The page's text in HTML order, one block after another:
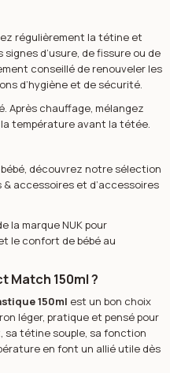
régulièrement la tétine et
d’usure, de fissure ou de
conseillé de renouveler les
d’hygiène et de sécurité.
Après chauffage, mélangez
température avant la tétée.
découvrez notre sélection
accessoireset d’accessoires
la marque NUKpour
le confort de bébé au
Match 150ml ?
150ml est un bon choix
léger, pratique et pensé pour
sa tétine souple, sa fonction
en font un allié utile dès